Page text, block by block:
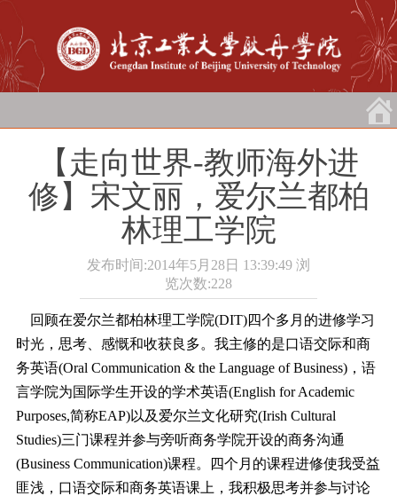
【走向世界-教师海外进
修】宋文丽，爱尔兰都柏
林理工学院
发布时间:2014年5月28日 13:39:49 浏
览次数:228
回顾在爱尔兰都柏林理工学院(DIT)四个多月的进修学习
时光，思考、感慨和收获良多。我主修的是口语交际和商
务英语(Oral Communication & the Language of Business)，语
言学院为国际学生开设的学术英语(English for Academic
Purposes,简称EAP)以及爱尔兰文化研究(Irish Cultural
Studies)三门课程并参与旁听商务学院开设的商务沟通
(Business Communication)课程。四个月的课程进修使我受益
匪浅，口语交际和商务英语课上，我积极思考并参与讨论